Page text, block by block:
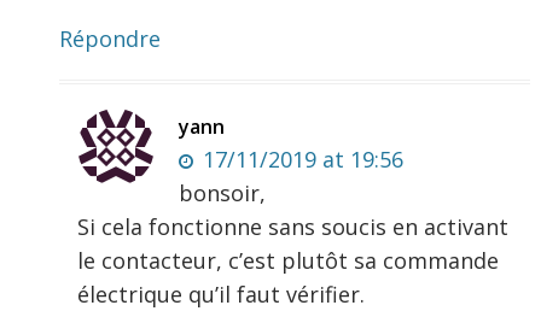
Répondre
yann
17/11/2019 at 19:56
bonsoir,
Si cela fonctionne sans soucis en activant
le contacteur, c’est plutôt sa commande
électrique qu’il faut vérifier.